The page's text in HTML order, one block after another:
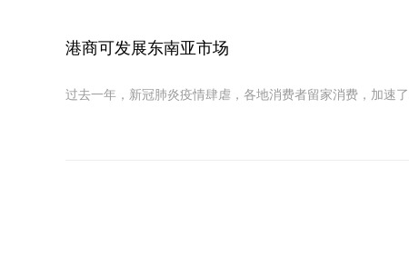
港商可发展东南亚市场
过去一年，新冠肺炎疫情肆虐，各地消费者留家消费，加速